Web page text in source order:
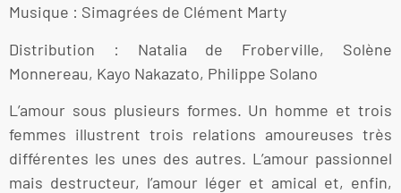
Musique : Simagrées de Clément Marty
Distribution : Natalia de Froberville, Solène
Monnereau, Kayo Nakazato, Philippe Solano
L’amour sous plusieurs formes. Un homme et trois
femmes illustrent trois relations amoureuses très
différentes les unes des autres. L’amour passionnel
mais destructeur, l’amour léger et amical et, enfin,